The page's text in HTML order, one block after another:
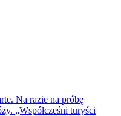
Na razie na próbę
„Współcześni turyści